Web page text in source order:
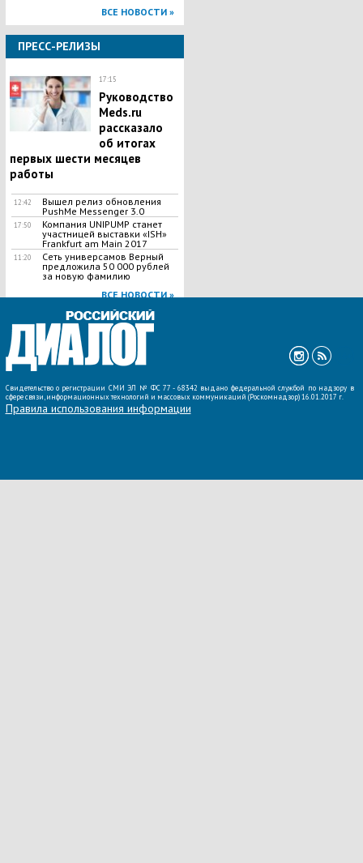
ВСЕ НОВОСТИ »
ПРЕСС-РЕЛИЗЫ
17:15
Руководство
Meds.ru
рассказало
об итогах
первых шести месяцев
работы
12:42
Вышел релиз обновления
PushMe Messenger 3.0
17:50
Компания UNIPUMP станет
участницей выставки «ISH»
Frankfurt am Main 2017
11:20
Сеть универсамов Верный
предложила 50 000 рублей
за новую фамилию
ВСЕ НОВОСТИ »
Свидетельство о регистрации СМИ ЭЛ № ФС 77 - 68342 выдано федеральной службой по надзору в
сфере связи, информационных технологий и массовых коммуникаций (Роскомнадзор) 16.01.2017 г.
Правила использования информации